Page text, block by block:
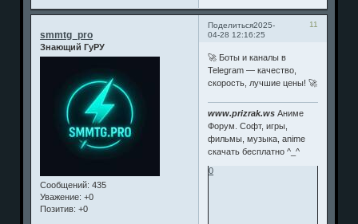
Поделиться 11
2025-
04-28 12:16:25
smmtg_pro
Знающий ГуРУ
Сообщений: 435
Уважение: +0
Позитив: +0
🚀 Боты и каналы в
Telegram — качество,
скорость, лучшие цены! 🚀
www.prizrak.ws Аниме
Форум. Софт, игры,
фильмы, музыка, anime
скачать бесплатно ^_^
0